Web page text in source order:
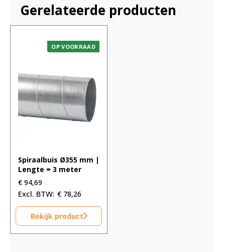
Gerelateerde producten
OP VOORRAAD
Spiraalbuis Ø355 mm |
Lengte = 3 meter
€ 94,69
€ 78,26
Bekijk product